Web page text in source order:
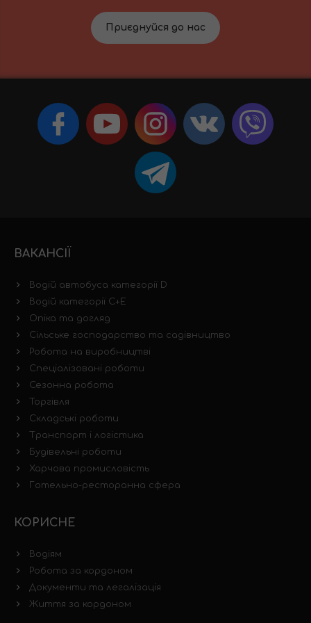
Приєднуйся до нас
ВАКАНСІЇ
Водій автобуса категорії D
Водій категорії C+E
Опіка та догляд
Сільське господарство та садівництво
Робота на виробництві
Спеціалізовані роботи
Сезонна робота
Торгівля
Складські роботи
Транспорт і логістика
Будівельні роботи
Харчова промисловість
Готельно-ресторанна сфера
КОРИСНЕ
Водіям
Робота за кордоном
Документи та легалізація
Життя за кордоном